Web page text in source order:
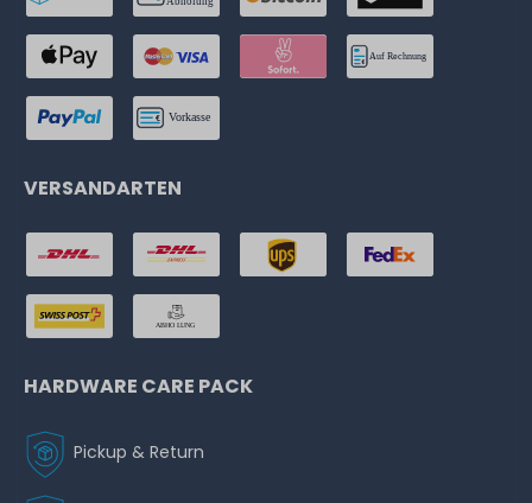
VERSANDARTEN
HARDWARE CARE PACK
Pickup & Return